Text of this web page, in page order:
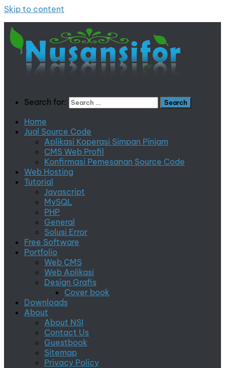
Skip to content
Search for:
Home
Jual Source Code
Aplikasi Koperasi Simpan Pinjam
CMS Web Profil
Konfirmasi Pemesanan Source Code
Web Hosting
Tutorial
Javascript
MySQL
PHP
General
Solusi Error
Free Software
Portfolio
Web CMS
Web Aplikasi
Design Grafis
Cover book
Downloads
About
About NSI
Contact Us
Guestbook
Sitemap
Privacy Policy